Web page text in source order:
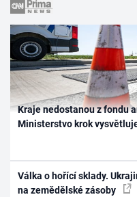
Kraje nedostanou z fondu
Ministerstvo krok
Válka o hořící sklady.
na zemědělské zásoby